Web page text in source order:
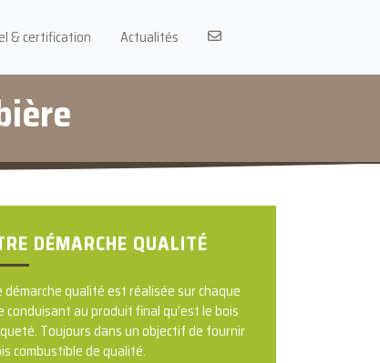
& certification Actualités
DÉMARCHE QUALITÉ
démarche qualité est réalisée sur chaque
conduisant au produit final qu’est le bois
Toujours dans un objectif de fournir
combustible de qualité.